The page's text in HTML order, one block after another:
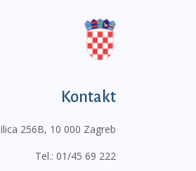
Kontakt
Ilica 256B, 10 000 Zagreb
Tel.: 01/45 69 222